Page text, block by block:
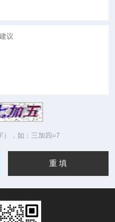
），如：三加四=7